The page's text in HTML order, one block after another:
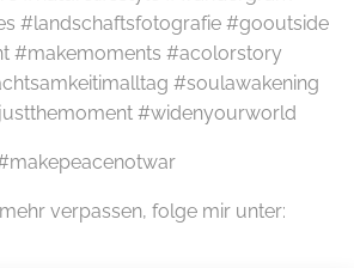
#landschaftsfotografie #gooutside
#makemoments #acolorstory
#soulawakening
#widenyourworld
verpassen, folge mir unter: